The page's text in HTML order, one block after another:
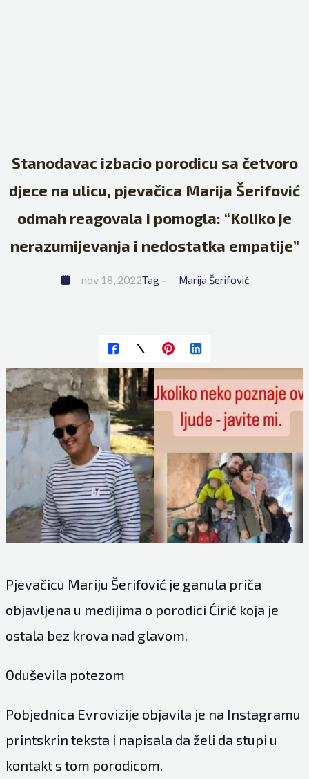
Stanodavac izbacio porodicu sa četvoro
djece na ulicu, pjevačica Marija Šerifović
odmah reagovala i pomogla: “Koliko je
nerazumijevanja i nedostatka empatije”
nov 18, 2022Tag - Marija Šerifović
Pjevačicu Mariju Šerifović je ganula priča
objavljena u medijima o porodici Ćirić koja je
ostala bez krova nad glavom.
Oduševila potezom
Pobjednica Evrovizije objavila je na Instagramu
printskrin teksta i napisala da želi da stupi u
kontakt s tom porodicom.